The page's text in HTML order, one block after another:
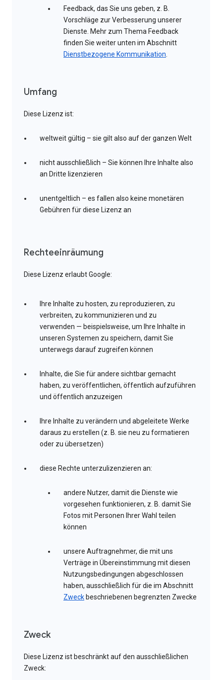
Feedback, das Sie uns geben, z. B.
Vorschläge zur Verbesserung unserer
Dienste. Mehr zum Thema Feedback
finden Sie weiter unten im Abschnitt
Dienstbezogene Kommunikation.
Umfang
Diese Lizenz ist:
weltweit gültig – sie gilt also auf der ganzen Welt
nicht ausschließlich – Sie können Ihre Inhalte also
an Dritte lizenzieren
unentgeltlich – es fallen also keine monetären
Gebühren für diese Lizenz an
Rechteeinräumung
Diese Lizenz erlaubt Google:
Ihre Inhalte zu hosten, zu reproduzieren, zu
verbreiten, zu kommunizieren und zu
verwenden — beispielsweise, um Ihre Inhalte in
unseren Systemen zu speichern, damit Sie
unterwegs darauf zugreifen können
Inhalte, die Sie für andere sichtbar gemacht
haben, zu veröffentlichen, öffentlich aufzuführen
und öffentlich anzuzeigen
Ihre Inhalte zu verändern und abgeleitete Werke
daraus zu erstellen (z. B. sie neu zu formatieren
oder zu übersetzen)
diese Rechte unterzulizenzieren an:
andere Nutzer, damit die Dienste wie
vorgesehen funktionieren, z. B. damit Sie
Fotos mit Personen Ihrer Wahl teilen
können
unsere Auftragnehmer, die mit uns
Verträge in Übereinstimmung mit diesen
Nutzungsbedingungen abgeschlossen
haben, ausschließlich für die im Abschnitt
Zweck beschriebenen begrenzten Zwecke
Zweck
Diese Lizenz ist beschränkt auf den ausschließlichen
Zweck: